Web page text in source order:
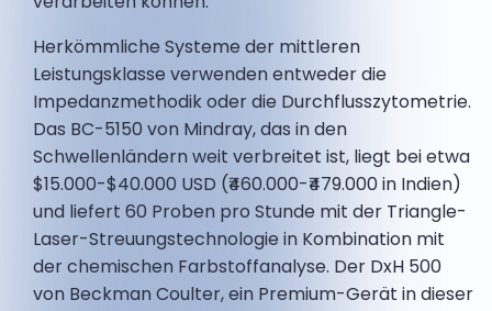
Herkömmliche Systeme der mittleren
Leistungsklasse verwenden entweder die
Impedanzmethodik oder die Durchflusszytometrie.
Das BC-5150 von Mindray, das in den
Schwellenländern weit verbreitet ist, liegt bei etwa
$15.000-$40.000 USD (₹460.000-₹479.000 in Indien)
und liefert 60 Proben pro Stunde mit der Triangle-
Laser-Streuungstechnologie in Kombination mit
der chemischen Farbstoffanalyse. Der DxH 500
von Beckman Coulter, ein Premium-Gerät in dieser